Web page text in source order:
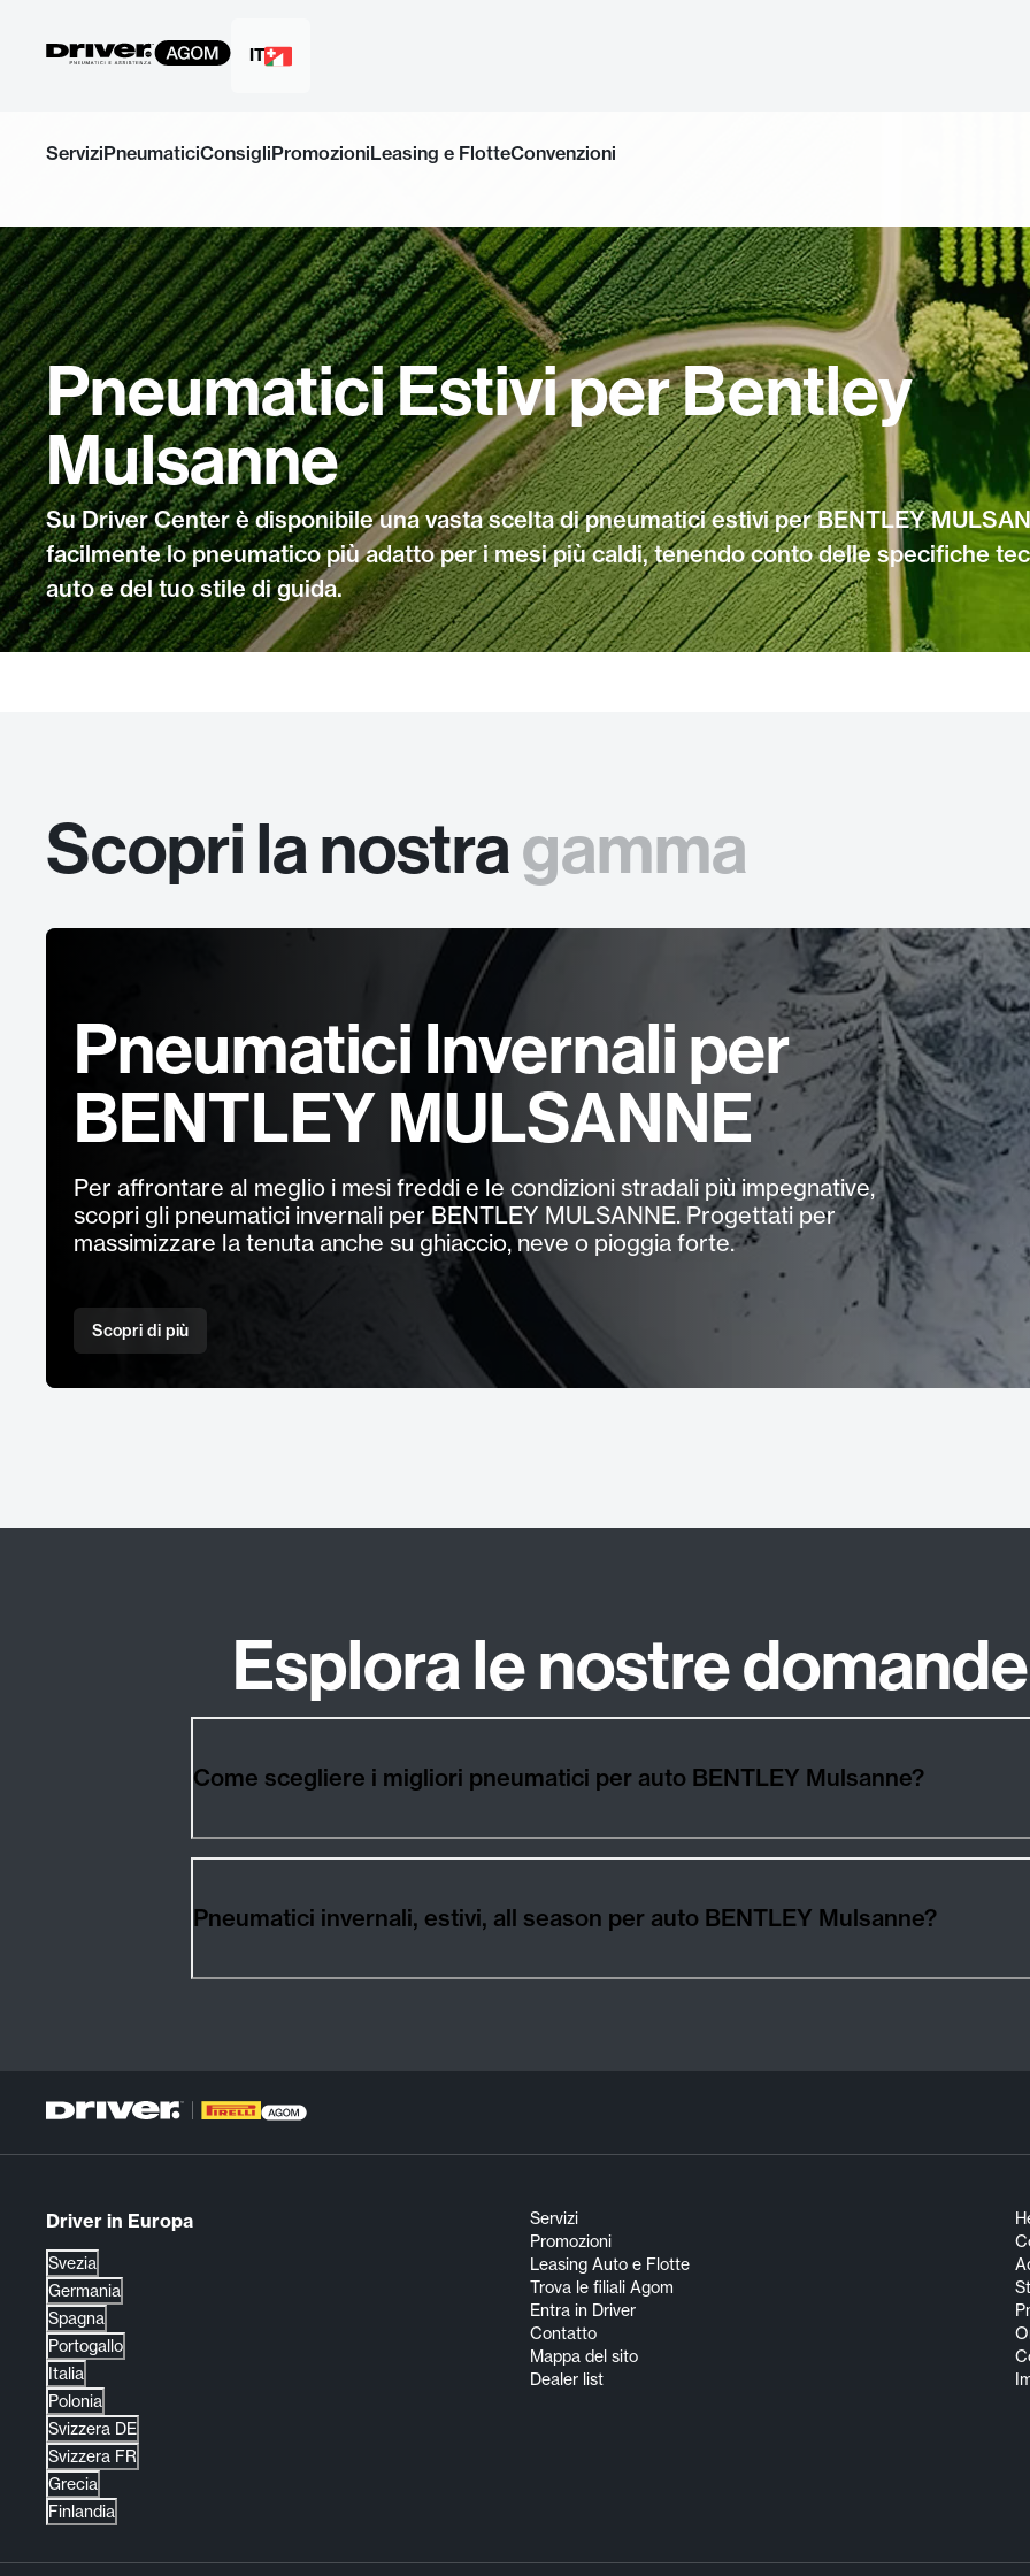
contenuto
IT
ServiziPneumaticiConsigliPromozioniLeasing e FlotteConvenzioni
Pneumatici Estivi per Bentley
Mulsanne
Su Driver Center è disponibile una vasta scelta di pneumatici estivi per BENTLEY
facilmente lo pneumatico più adatto per i mesi più caldi, tenendo conto delle specifiche
auto e del tuo stile di guida.
Scopri la nostragamma
Pneumatici Invernali per
BENTLEY MULSANNE
Per affrontare al meglio i mesi freddi e le condizioni stradali più impegnative,
scopri gli pneumatici invernali per BENTLEY MULSANNE. Progettati per
massimizzare la tenuta anche su ghiaccio, neve o pioggia forte.
Scopri di più
Esplora le nostre domande
Come scegliere i migliori pneumatici per auto BENTLEY Mulsanne?
Pneumatici invernali, estivi, all season per auto BENTLEY Mulsanne?
Driver in Europa
Svezia
Germania
Spagna
Portogallo
Italia
Polonia
Svizzera DE
Svizzera FR
Grecia
Finlandia
Servizi
Promozioni
Leasing Auto e Flotte
Trova le filiali Agom
Entra in Driver
Contatto
Mappa del sito
Dealer list